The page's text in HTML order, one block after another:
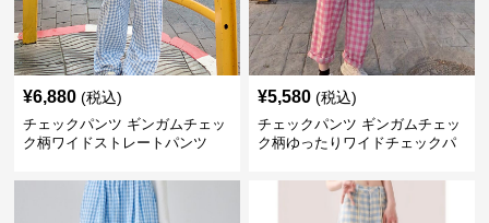
¥6,880 (税込)
チェックパンツ ギンガムチェッ
ク柄ワイドストレートパンツ
¥5,580 (税込)
チェックパンツ ギンガムチェッ
ク柄ゆったりワイドチェックパ